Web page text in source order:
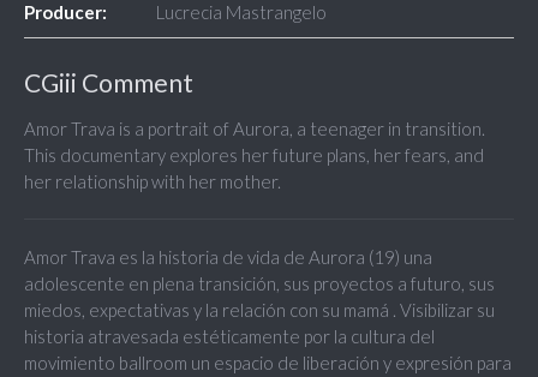
Producer:
Lucrecia Mastrangelo
CGiii Comment
Amor Trava is a portrait of Aurora, a teenager in transition.
This documentary explores her future plans, her fears, and
her relationship with her mother.
Amor Trava es la historia de vida de Aurora (19) una
adolescente en plena transición, sus proyectos a futuro, sus
miedos, expectativas y la relación con su mamá . Visibilizar su
historia atravesada estéticamente por la cultura del
movimiento ballroom un espacio de liberación y expresión para